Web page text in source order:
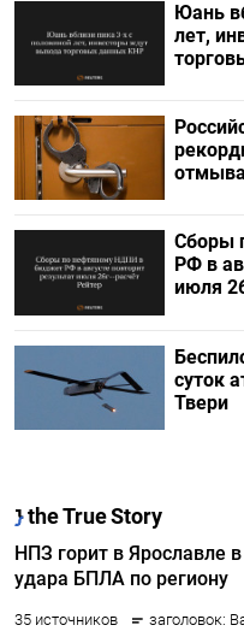
Юань
лет,
Сборы
РФ в
июля
суток
Твери